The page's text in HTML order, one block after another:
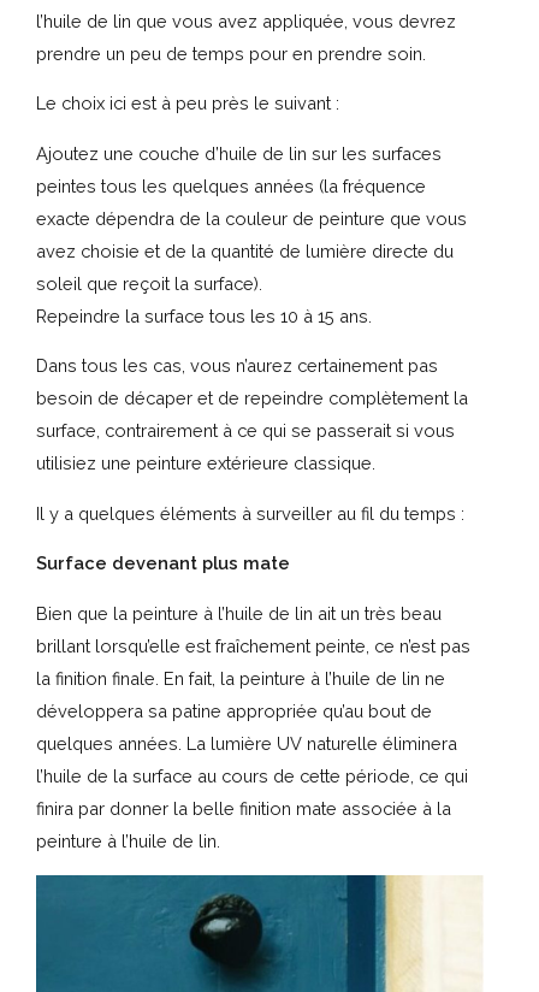
l’huile de lin que vous avez appliquée, vous devrez
prendre un peu de temps pour en prendre soin.
Le choix ici est à peu près le suivant :
Ajoutez une couche d’huile de lin sur les surfaces
peintes tous les quelques années (la fréquence
exacte dépendra de la couleur de peinture que vous
avez choisie et de la quantité de lumière directe du
soleil que reçoit la surface).
Repeindre la surface tous les 10 à 15 ans.
Dans tous les cas, vous n’aurez certainement pas
besoin de décaper et de repeindre complètement la
surface, contrairement à ce qui se passerait si vous
utilisiez une peinture extérieure classique.
Il y a quelques éléments à surveiller au fil du temps :
Surface devenant plus mate
Bien que la peinture à l’huile de lin ait un très beau
brillant lorsqu’elle est fraîchement peinte, ce n’est pas
la finition finale. En fait, la peinture à l’huile de lin ne
développera sa patine appropriée qu’au bout de
quelques années. La lumière UV naturelle éliminera
l’huile de la surface au cours de cette période, ce qui
finira par donner la belle finition mate associée à la
peinture à l’huile de lin.